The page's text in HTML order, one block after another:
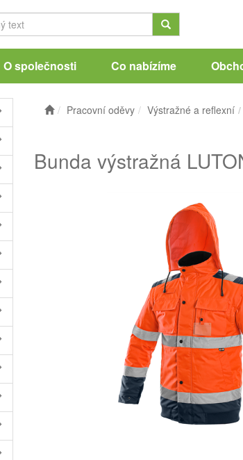
O společnosti Co nabízíme
Pracovní oděvy Výstražné a reflexní
Bunda výstražná